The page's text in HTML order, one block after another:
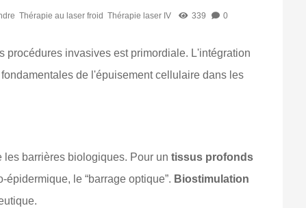
Thérapie au laser froid Thérapie laser IV 339 0
procédures invasives est primordiale. L'intégration
de l'épuisement cellulaire dans les
les barrières biologiques. Pour untissus profonds
le “barrage optique”. Biostimulation